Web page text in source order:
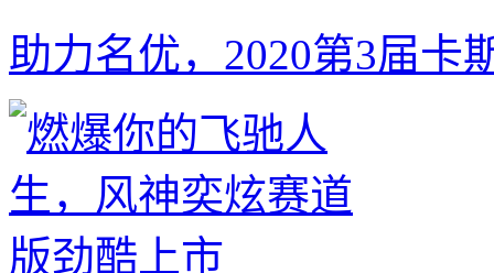
助力名优，2020第3届卡